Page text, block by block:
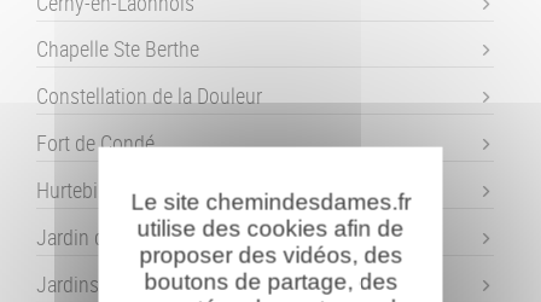
Chapelle Ste Berthe
Constellation de la Douleur
Fort de Condé
Hurtebise
Jardin de Mémoire - Laffaux
Jardins de la Paix - Craonne
Le site chemindesdames.fr
utilise des cookies afin de
proposer des vidéos, des
boutons de partage, des